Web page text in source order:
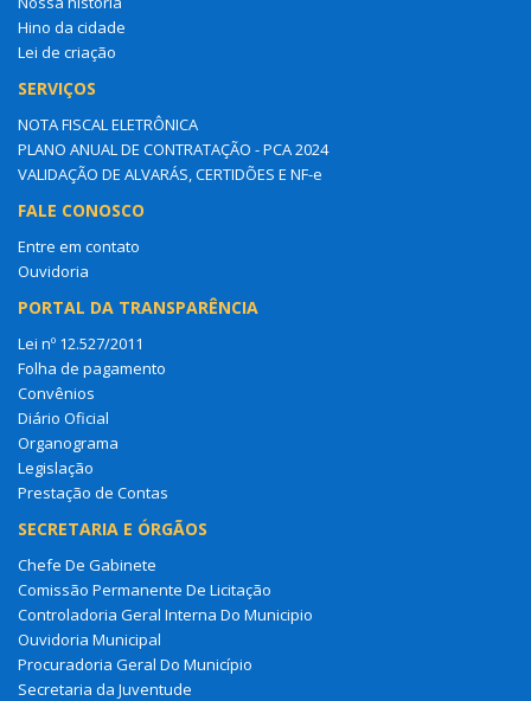
Hino da cidade
Lei de criação
SERVIÇOS
NOTA FISCAL ELETRÔNICA
PLANO ANUAL DE CONTRATAÇÃO - PCA 2024
VALIDAÇÃO DE ALVARÁS, CERTIDÕES E NF-e
FALE CONOSCO
Entre em contato
Ouvidoria
PORTAL DA TRANSPARÊNCIA
Lei nº 12.527/2011
Folha de pagamento
Convênios
Diário Oficial
Organograma
Legislação
Prestação de Contas
SECRETARIA E ÓRGÃOS
Chefe De Gabinete
Comissão Permanente De Licitação
Controladoria Geral Interna Do Municipio
Ouvidoria Municipal
Procuradoria Geral Do Município
Secretaria da Juventude